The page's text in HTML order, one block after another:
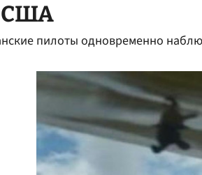
США
пилоты одновременно